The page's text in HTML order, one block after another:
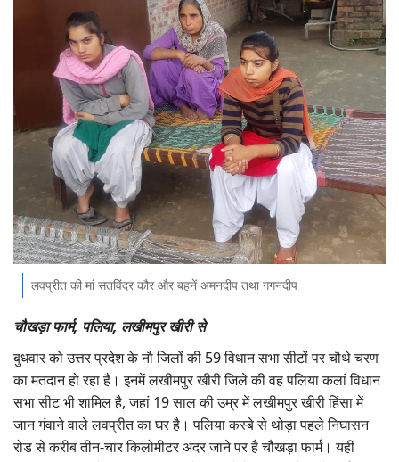
Cooperatives
International
Rural Dialogue
Ground Report
Rural Connect
Gallery
Latest News
Agriculture Conclave and NACOF
Awards 2022
Agri Start-Ups
लवप्रीत की मां सतविंदर कौर और बहनें अमनदीप तथा गगनदीप
चौखड़ा फार्म, पलिया, लखीमपुर खीरी से
बुधवार को उत्तर प्रदेश के नौ जिलों की 59 विधान सभा सीटों पर चौथे चरण
का मतदान हो रहा है। इनमें लखीमपुर खीरी जिले की वह पलिया कलां विधान
सभा सीट भी शामिल है, जहां 19 साल की उम्र में लखीमपुर खीरी हिंसा में
जान गंवाने वाले लवप्रीत का घर है। पलिया कस्बे से थोड़ा पहले निघासन
रोड से करीब तीन-चार किलोमीटर अंदर जाने पर है चौखड़ा फार्म। यहीं